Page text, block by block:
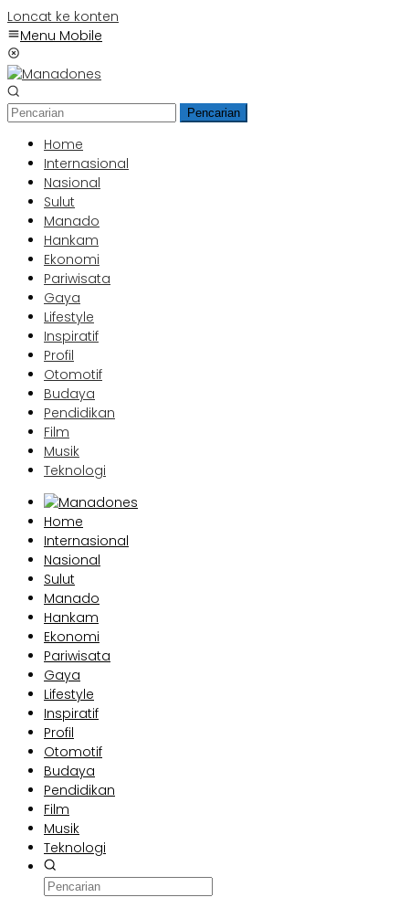
Loncat ke konten
Menu Mobile
Pencarian
Home
Internasional
Nasional
Sulut
Manado
Hankam
Ekonomi
Pariwisata
Gaya
Lifestyle
Inspiratif
Profil
Otomotif
Budaya
Pendidikan
Film
Musik
Teknologi
Home
Internasional
Nasional
Sulut
Manado
Hankam
Ekonomi
Pariwisata
Gaya
Lifestyle
Inspiratif
Profil
Otomotif
Budaya
Pendidikan
Film
Musik
Teknologi